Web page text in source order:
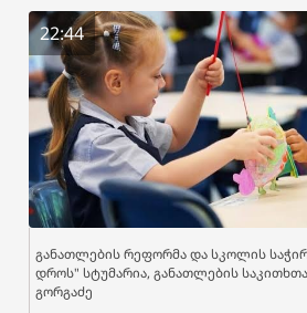
22:44
განათლების რეფორმა და სკოლის
დროს" სტუმარია, განათლების
გორგაძე